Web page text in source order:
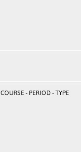
COURSE - PERIOD - TYPE